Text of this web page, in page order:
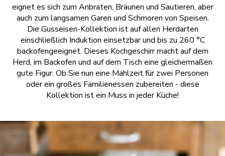
eignet es sich zum Anbraten, Bräunen und Sautieren, aber
auch zum langsamen Garen und Schmoren von Speisen.
Die Gusseisen-Kollektion ist auf allen Herdarten
einschließlich Induktion einsetzbar und bis zu 260 °C
backofengeeignet. Dieses Kochgeschirr macht auf dem
Herd, im Backofen und auf dem Tisch eine gleichermaßen
gute Figur. Ob Sie nun eine Mahlzeit für zwei Personen
oder ein großes Familienessen zubereiten - diese
Kollektion ist ein Muss in jeder Küche!